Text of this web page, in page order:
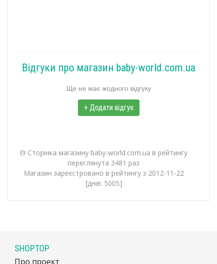
Відгуки про магазин baby-world.com.ua
Ще не має жодного відгуку
+ Додати відгук
Сторінка магазину baby-world.com.ua в рейтингу
переглянута 3481 раз
Магазин зареєстровано в рейтингу з 2012-11-22
[днів: 5005]
SHOPTOP
Про проект